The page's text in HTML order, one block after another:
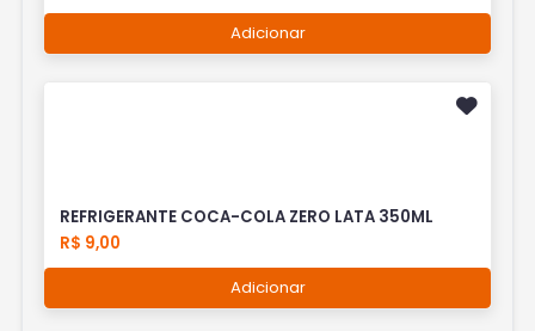
Adicionar
REFRIGERANTE COCA-COLA ZERO LATA 350ML
R$ 9,00
Adicionar